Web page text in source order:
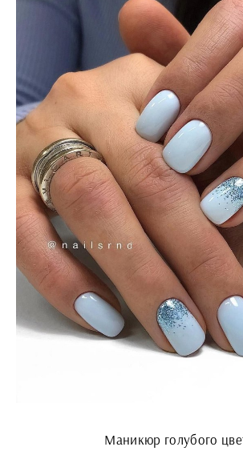
Маникюр голубого